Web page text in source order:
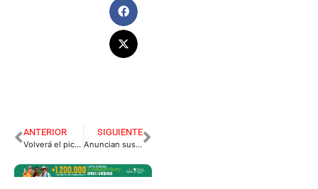
ANTERIOR
Volverá el pico y cédula en Villavicencio
SIGUIENTE
Anuncian suspensión de gas en Villavicencio y Restrepo